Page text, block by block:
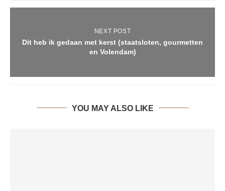
NEXT POST
Dit heb ik gedaan met kerst (staatsloten, gourmetten
en Volendam)
YOU MAY ALSO LIKE